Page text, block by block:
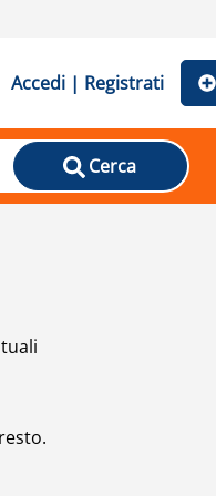
Accedi | Registrati
Cerca